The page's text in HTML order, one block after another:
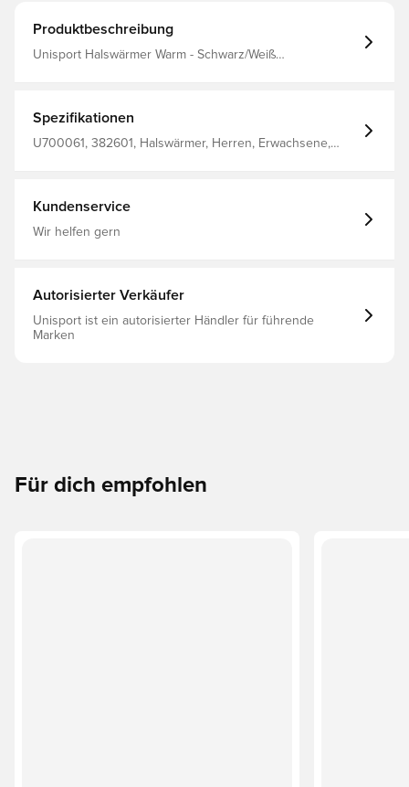
Produktbeschreibung
Unisport Halswärmer Warm - Schwarz/Weiß
Spezifikationen
U700061, 382601, Halswärmer, Herren, Erwachsene,
Kundenservice
Wir helfen gern
Autorisierter Verkäufer
Unisport ist ein autorisierter Händler für führende
Marken
Für dich empfohlen